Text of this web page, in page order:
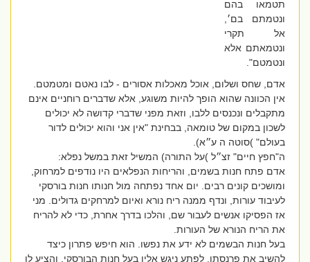
תטמאו בהם
ונטמתם בם׳,
אל תקרי
ונטמאתם אלא
ונטמטם".
אדם, שחס ושלום, אוכל מאכלות אסורים - לבו נאטם ומטמטם.
אין הכוונה שהוא הופך להיות משוגע, אלא שדברים רוחניים אינם
מתקבלים ונכנסים ללבו, וזאת מפני שדברי קדושה לא יכולים
לשכון במקום של טומאה, בבחינת "אין אני והוא יכולים לדור
בעולם" )סוטה ה ע״א).
ה"חפץ חיים" זצ״ל )על התורה) המשיל זאת במשל נפלא:
אדם פתח חנות בשמים, והריחות הנפלאים היו נודפים למרחוק,
ומושכים קונים רבים. יום אחד נפתחה מול חנותו חנות בורסקי
לעיבוד עורות, ונדף ממנה ריח נורא ואיום למרחקים גדולים. מני
אז הפסיקו אנשים לעבור שם, והלכו בדרך אחרת, כדי לא להריח
את הריח הנורא של העורות.
בעל חנות הבשמים לא ידע את נפשו. הוא חיפש פתרון כיצד
להשיב את פרנסתו. לפתע ניגש אליו בעל חנות הבורסקי, והציע לו